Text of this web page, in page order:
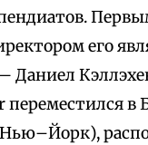
его
Даниел
переместился